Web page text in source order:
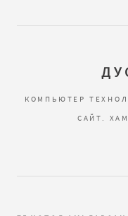
КОМПЬЮТЕР
САЙТ.